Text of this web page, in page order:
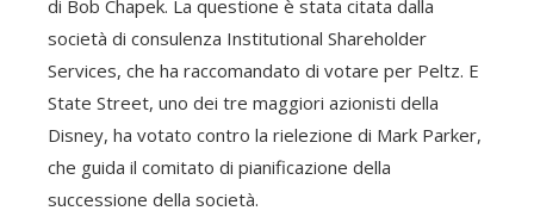
di Bob Chapek. La questione è stata citata dalla
società di consulenza Institutional Shareholder
Services, che ha raccomandato di votare per Peltz. E
State Street, uno dei tre maggiori azionisti della
Disney, ha votato contro la rielezione di Mark Parker,
che guida il comitato di pianificazione della
successione della società.